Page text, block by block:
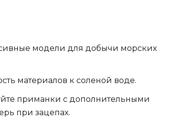
модели для добычи морских
материалов к соленой воде.
приманки с дополнительными
при зацепах.